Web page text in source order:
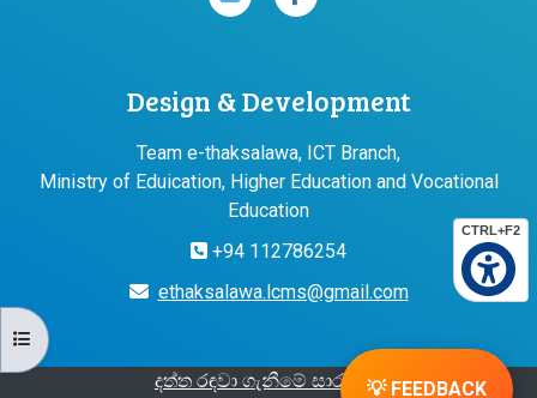
CTRL+F2
පාඨමාලා දර්ශකය විවෘත කරන්න
Design & Development
Team e-thaksalawa, ICT Branch,
Ministry of Eduication, Higher Education and Vocational
Education
+94 112786254
ethaksalawa.lcms@gmail.com
දත්ත රඳවා ගැනීමේ සාරාංශය💡 FEEDBACK